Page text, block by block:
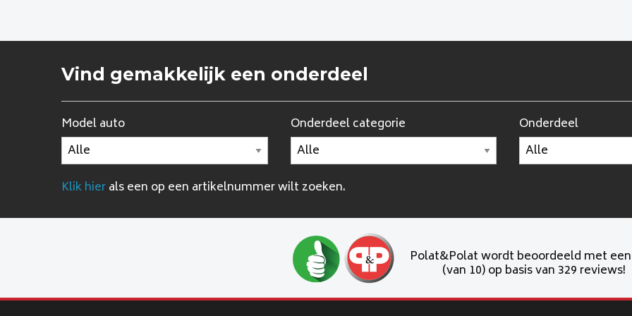
Vind gemakkelijk een onderdeel
Model auto Onderdeel categorie Onderdeel
Klik hierals een op een artikelnummer wilt zoeken.
Polat&Polat wordt beoordeeld met een
(van 10) op basis van 329 reviews!